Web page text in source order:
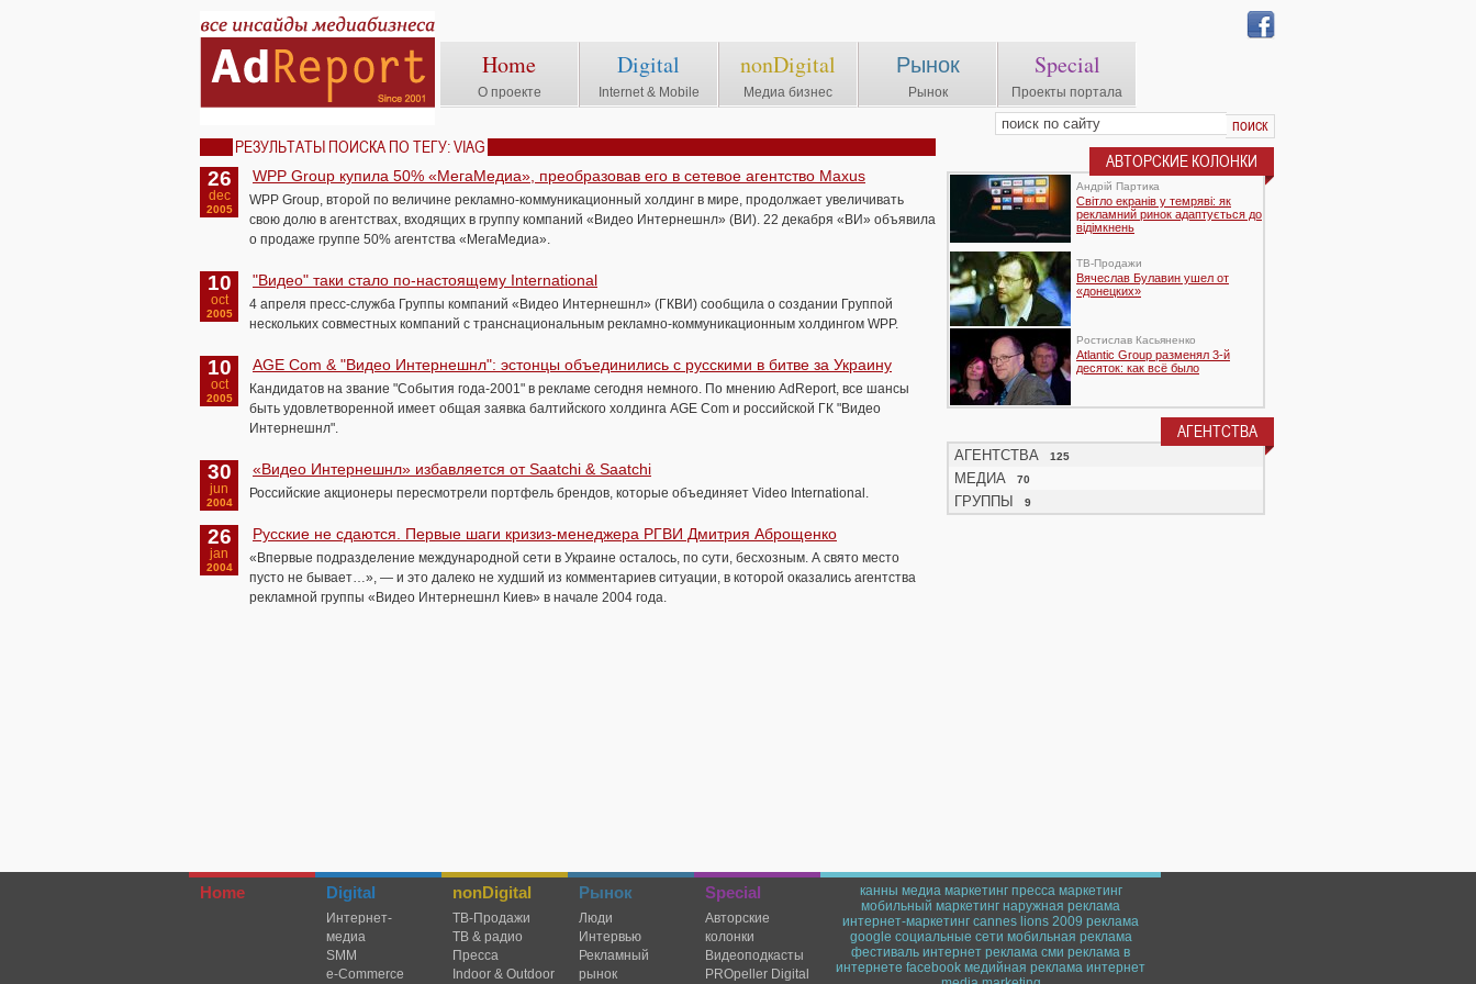
Home
О проекте
Digital
Internet & Mobile
nonDigital
Медиа бизнес
Рынок
Рынок
Special
Проекты портала
РЕЗУЛЬТАТЫ ПОИСКА ПО ТЕГУ: VIAG
26
dec
2005
WPP Group купила 50% «МегаМедиа», преобразовав его в сетевое агентство Maxus
WPP Group, второй по величине рекламно-коммуникационный холдинг в мире, продолжает увеличивать
свою долю в агентствах, входящих в группу компаний «Видео Интернешнл» (ВИ). 22 декабря «ВИ» объявила
о продаже группе 50% агентства «МегаМедиа».
10
oct
2005
"Видео" таки стало по-настоящему International
4 апреля пресс-служба Группы компаний «Видео Интернешнл» (ГКВИ) сообщила о создании Группой
нескольких совместных компаний с транснациональным рекламно-коммуникационным холдингом WPP.
10
oct
2005
AGE Com & "Видео Интернешнл": эстонцы объединились с русскими в битве за Украину
Кандидатов на звание "События года-2001" в рекламе сегодня немного. По мнению AdReport, все шансы
быть удовлетворенной имеет общая заявка балтийского холдинга AGE Com и российской ГК "Видео
Интернешнл".
30
jun
2004
«Видео Интернешнл» избавляется от Saatchi & Saatchi
Российские акционеры пересмотрели портфель брендов, которые объединяет Video International.
26
jan
2004
Русские не сдаются. Первые шаги кризиз-менеджера РГВИ Дмитрия Аброщенко
«Впервые подразделение международной сети в Украине осталось, по сути, бесхозным. А свято место
пусто не бывает…», — и это далеко не худший из комментариев ситуации, в которой оказались агентства
рекламной группы «Видео Интернешнл Киев» в начале 2004 года.
АВТОРСКИЕ КОЛОНКИ
Андрій Партика
Світло екранів у темряві: як
рекламний ринок адаптується до
відімкнень
TВ-Продажи
Вячеслав Булавин ушел от
«донецких»
Ростислав Касьяненко
Atlantic Group разменял 3-й
десяток: как всё было
АГЕНТСТВА
АГЕНТСТВА 125
МЕДИА 70
ГРУППЫ 9
Home Digital
Интернет-
медиа
SMM
e-Commerce
nonDigital
TВ-Продажи
ТВ & радио
Пресса
Indoor & Outdoor
Рынок
Люди
Интервью
Рекламный
рынок
Special
Авторские
колонки
Видеоподкасты
PROpeller Digital
канны медиа маркетинг пресса маркетинг
мобильный маркетинг наружная реклама
интернет-маркетинг cannes lions 2009 реклама
google социальные сети мобильная реклама
фестиваль интернет реклама сми реклама в
интернете facebook медийная реклама интернет